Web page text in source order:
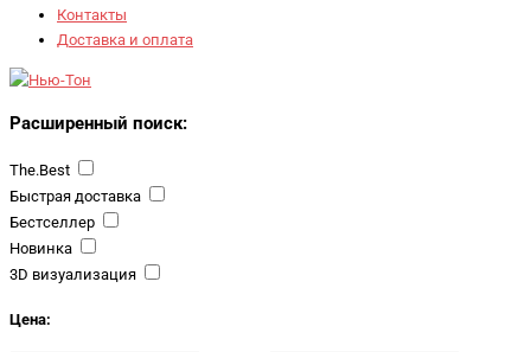
Контакты
Доставка и оплата
Расширенный поиск:
The.Best
Быстрая доставка
Бестселлер
Новинка
3D визуализация
Цена: